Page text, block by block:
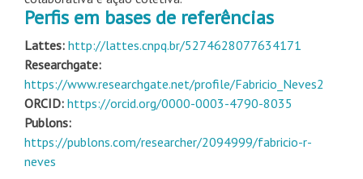
Perfis em bases de referências
Lattes: http://lattes.cnpq.br/5274628077634171
Researchgate:
https://www.researchgate.net/profile/Fabricio_Neves2
ORCID: https://orcid.org/0000-0003-4790-8035
Publons:
https://publons.com/researcher/2094999/fabricio-r-
neves